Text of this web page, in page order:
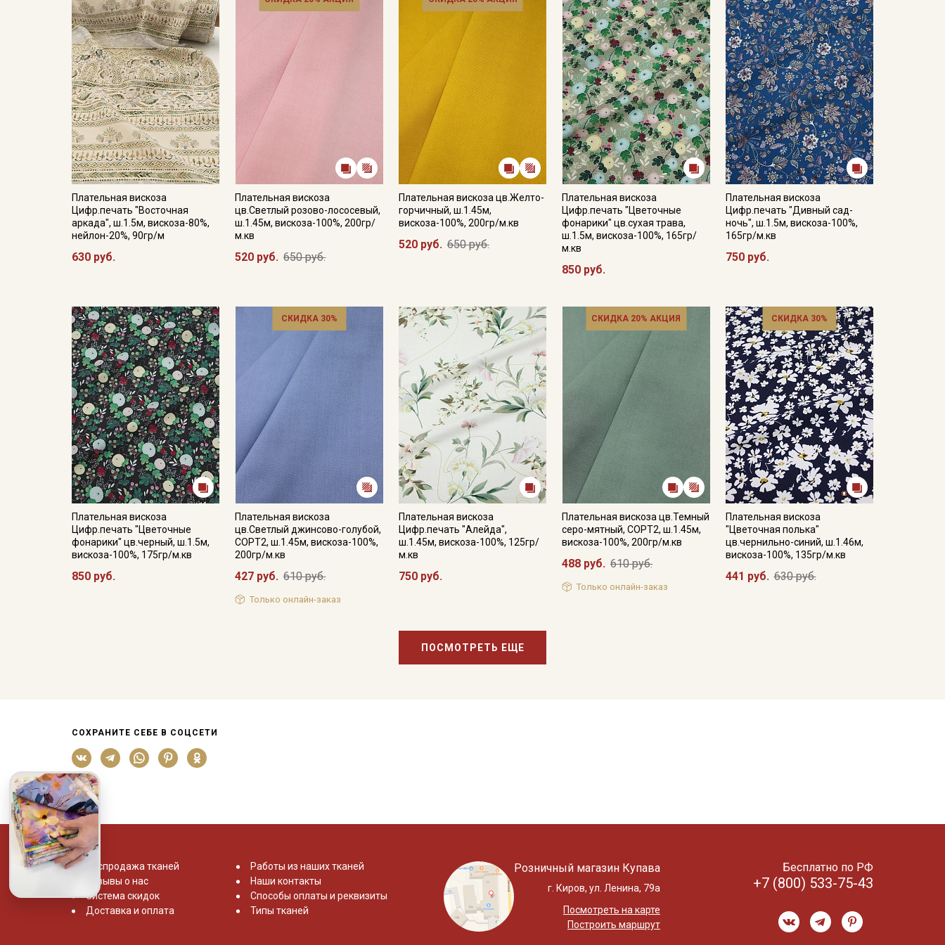
Плательная вискоза
Цифр.печать "Восточная
аркада", ш.1.5м, вискоза-80%,
нейлон-20%, 90гр/м
630 руб.
Плательная вискоза
цв.Светлый розово-лососевый,
ш.1.45м, вискоза-100%, 200гр/
м.кв
520 руб. 650 руб.
Плательная вискоза цв.Желто-
горчичный, ш.1.45м,
вискоза-100%, 200гр/м.кв
520 руб. 650 руб.
Плательная вискоза
Цифр.печать "Цветочные
фонарики" цв.сухая трава,
ш.1.5м, вискоза-100%, 165гр/
м.кв
850 руб.
Плательная вискоза
Цифр.печать "Дивный сад-
ночь", ш.1.5м, вискоза-100%,
165гр/м.кв
750 руб.
Плательная вискоза
Цифр.печать "Цветочные
фонарики" цв.черный, ш.1.5м,
вискоза-100%, 175гр/м.кв
850 руб.
СКИДКА 30%
Плательная вискоза
цв.Светлый джинсово-голубой,
СОРТ2, ш.1.45м, вискоза-100%,
200гр/м.кв
427 руб. 610 руб.
Только онлайн-заказ
Плательная вискоза
Цифр.печать "Алейда",
ш.1.45м, вискоза-100%, 125гр/
м.кв
750 руб.
СКИДКА 20% АКЦИЯ
Плательная вискоза цв.Темный
серо-мятный, СОРТ2, ш.1.45м,
вискоза-100%, 200гр/м.кв
488 руб. 610 руб.
Только онлайн-заказ
СКИДКА 30%
Плательная вискоза
"Цветочная полька"
цв.чернильно-синий, ш.1.46м,
вискоза-100%, 135гр/м.кв
441 руб. 630 руб.
ПОСМОТРЕТЬ ЕЩЕ
СОХРАНИТЕ СЕБЕ В СОЦСЕТИ
Распродажа тканей
Отзывы о нас
Система скидок
Доставка и оплата
Работы из наших тканей
Наши контакты
Способы оплаты и реквизиты
Типы тканей
Розничный магазин Купава
г. Киров, ул. Ленина, 79а
Посмотреть на карте
Построить маршрут
Бесплатно по РФ
+7 (800) 533-75-43
категории тканей
Подписаться
Ознакомлен(а) с
Политикой обработки персональных
данных
и даю
Согласие на обработку персональных
данных
Согласие на получение рекламных и
информационных рассылок